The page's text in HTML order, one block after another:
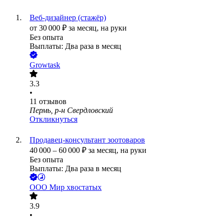
Веб-дизайнер (стажёр)
от 30 000 ₽ за месяц, на руки
Без опыта
Выплаты: Два раза в месяц
Growtask
3.3
•
11 отзывов
Пермь, р-н Свердловский
Откликнуться
Продавец-консультант зоотоваров
40 000 – 60 000 ₽ за месяц, на руки
Без опыта
Выплаты: Два раза в месяц
ООО Мир хвостатых
3.9
•